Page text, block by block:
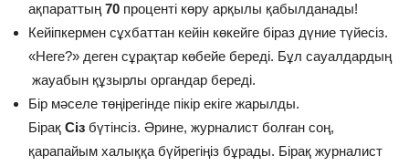
ақпараттың 70 проценті көру арқылы қабылданады!
Кейіпкермен сұхбаттан кейін көкейге біраз дүние түйесіз.
«Неге?» деген сұрақтар көбейе береді. Бұл сауалдардың
жауабын құзырлы органдар береді.
Бір мәселе төңірегінде пікір екіге жарылды.
Бірақ Сіз бүтінсіз. Әрине, журналист болған соң,
қарапайым халыққа бүйрегіңіз бұрады. Бірақ журналист